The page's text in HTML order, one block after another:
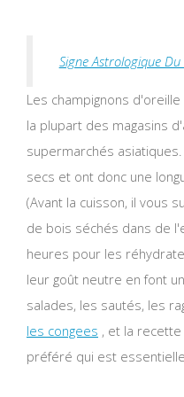
Signe Astrologique Du
Les champignons
la plupart des magasins
supermarchés
secs et ont donc une
(Avant la cuisson, il vous
de bois séchés dans de
heures pour les
leur goût neutre en font
salades, les sautés, les
les congees , et la
préféré qui est